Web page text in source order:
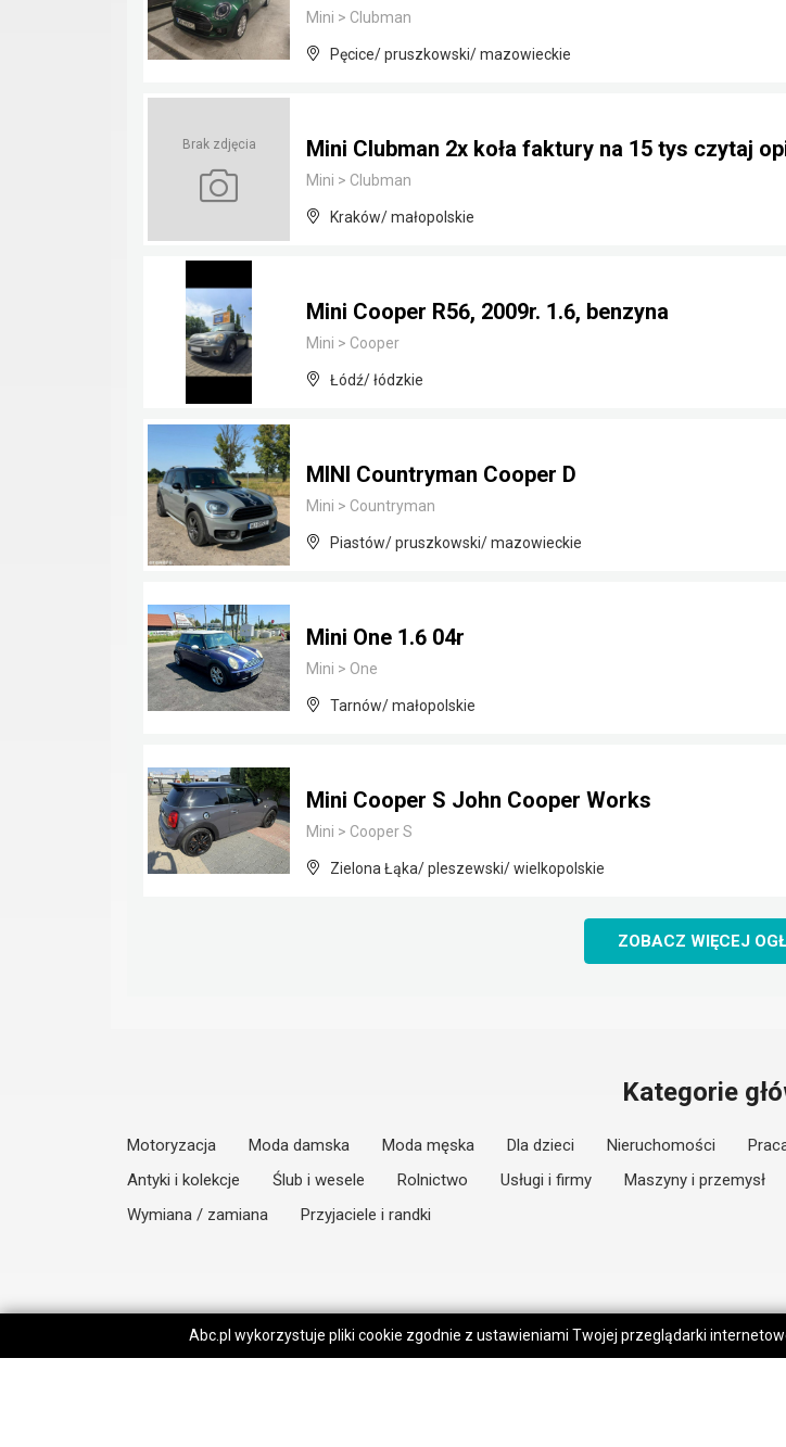
Mini > Clubman
Pęcice/ pruszkowski/ mazowieckie
Brak zdjęcia Mini Clubman 2x koła faktury na 15 tys czytaj
Mini > Clubman
Kraków/ małopolskie
Mini Cooper R56, 2009r. 1.6, benzyna
Mini > Cooper
Łódź/ łódzkie
MINI Countryman Cooper D
Mini > Countryman
Piastów/ pruszkowski/ mazowieckie
Mini One 1.6 04r
Mini > One
Tarnów/ małopolskie
Mini Cooper S John Cooper Works
Mini > Cooper S
Zielona Łąka/ pleszewski/ wielkopolskie
ZOBACZ WIĘCEJ
Kategorie
Motoryzacja Moda damska Moda męska Dla dzieci Nieruchomości
Antyki i kolekcje
Ślub i wesele Rolnictwo Usługi i firmy Maszyny i przemysł
Wymiana / zamiana
Przyjaciele i randki
Abc.pl wykorzystuje pliki cookie zgodnie z ustawieniami Twojej przeglądarki